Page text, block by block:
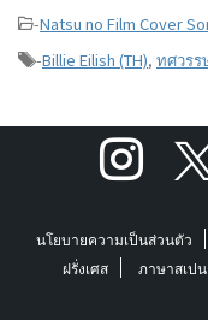
-Natsu no Film Cover
-Billie Eilish (TH), ทศวรร
นโยบายความเป็นส่วนตัว
ฝรั่งเศส
ภาษาสเปน